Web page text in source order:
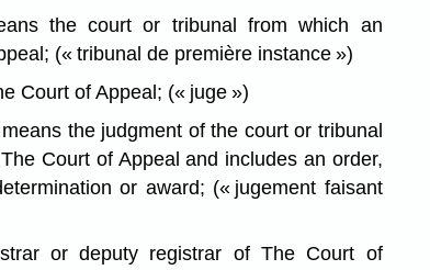
the court or tribunal from which an
(« tribunal de première instance »)
Court of Appeal; (« juge »)
means the judgment of the court or tribunal
Court of Appeal and includes an order,
or award; (« jugement faisant
or deputy registrar of The Court of